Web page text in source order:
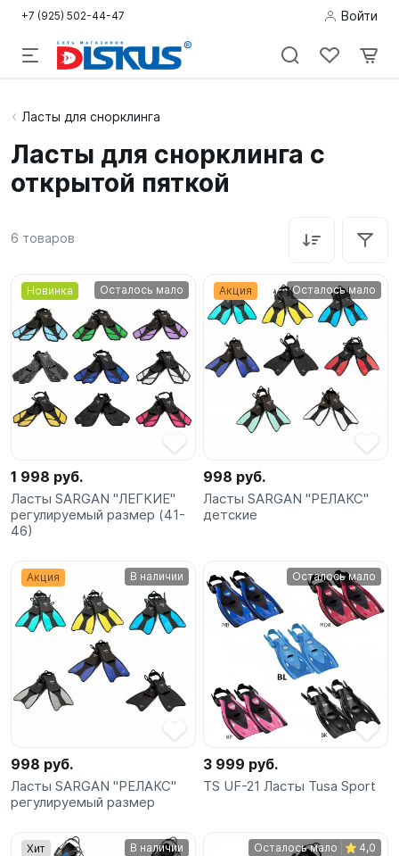
+7 (925) 502-44-47 Войти
Подводная
Дайвинг
Пляж
Фридайвинг
Детям
Бассейн
SUP-
Подарочные
Карты
Акции
Ласты для снорклинга
Ласты для снорклинга с
открытой пяткой
6 товаров
Новинка Осталось мало
1 998 руб.
Ласты SARGAN "ЛЕГКИЕ"
регулируемый размер (41-
46)
Акция Осталось мало
998 руб.
Ласты SARGAN "РЕЛАКС"
детские
Акция В наличии
998 руб.
Ласты SARGAN "РЕЛАКС"
регулируемый размер
Осталось мало
3 999 руб.
TS UF-21 Ласты Tusa Sport
Хит В наличии Осталось мало 4,0